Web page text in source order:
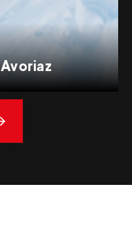
En
savoir